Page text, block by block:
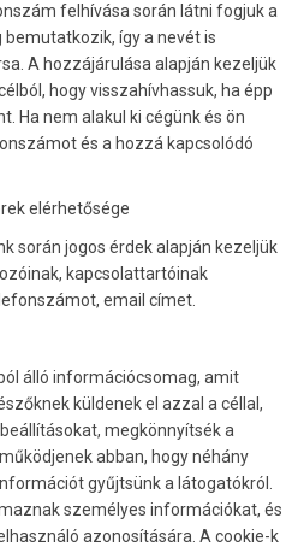
felhívása során látni fogjuk a
így a nevét is
A hozzájárulása alapján kezeljük
hogy visszahívhassuk, ha épp
Ha nem alakul ki cégünk és ön
és a hozzá kapcsolódó
elérhetősége
során jogos érdek alapján kezeljük
kapcsolattartóinak
email címet.
álló információcsomag, amit
küldenek el azzal a céllal,
megkönnyítsék a
abban, hogy néhány
gyűjtsünk a látogatókról.
személyes információkat, és
azonosítására. A cookie-k